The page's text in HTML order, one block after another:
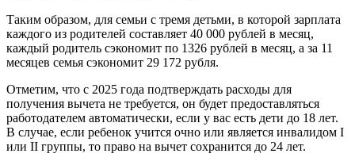
Таким образом, для семьи с тремя детьми, в которой зарплата
каждого из родителей составляет 40 000 рублей в месяц,
каждый родитель сэкономит по 1326 рублей в месяц, а за 11
месяцев семья сэкономит 29 172 рубля.
Отметим, что с 2025 года подтверждать расходы для
получения вычета не требуется, он будет предоставляться
работодателем автоматически, если у вас есть дети до 18 лет.
В случае, если ребенок учится очно или является инвалидом I
или II группы, то право на вычет сохранится до 24 лет.